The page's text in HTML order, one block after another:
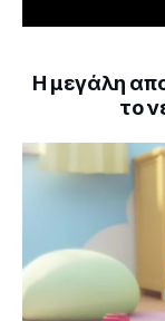
Η μεγάλη
το